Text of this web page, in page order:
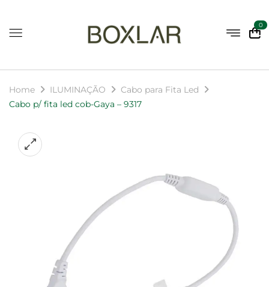
0
Home ILUMINAÇÃO
Cabo para Fita Led
Cabo p/ fita led cob-Gaya – 9317